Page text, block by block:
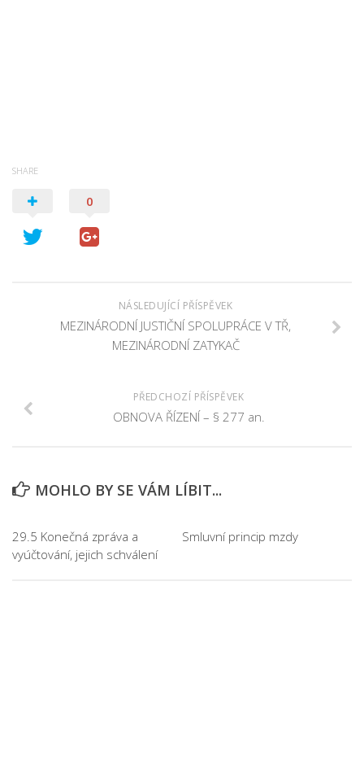
SHARE
0
NÁSLEDUJÍCÍ PŘÍSPĚVEK
MEZINÁRODNÍ JUSTIČNÍ SPOLUPRÁCE V TŘ,
MEZINÁRODNÍ ZATYKAČ
PŘEDCHOZÍ PŘÍSPĚVEK
OBNOVA ŘÍZENÍ – § 277 an.
MOHLO BY SE VÁM LÍBIT...
29.5 Konečná zpráva a
vyúčtování, jejich schválení
Smluvní princip mzdy